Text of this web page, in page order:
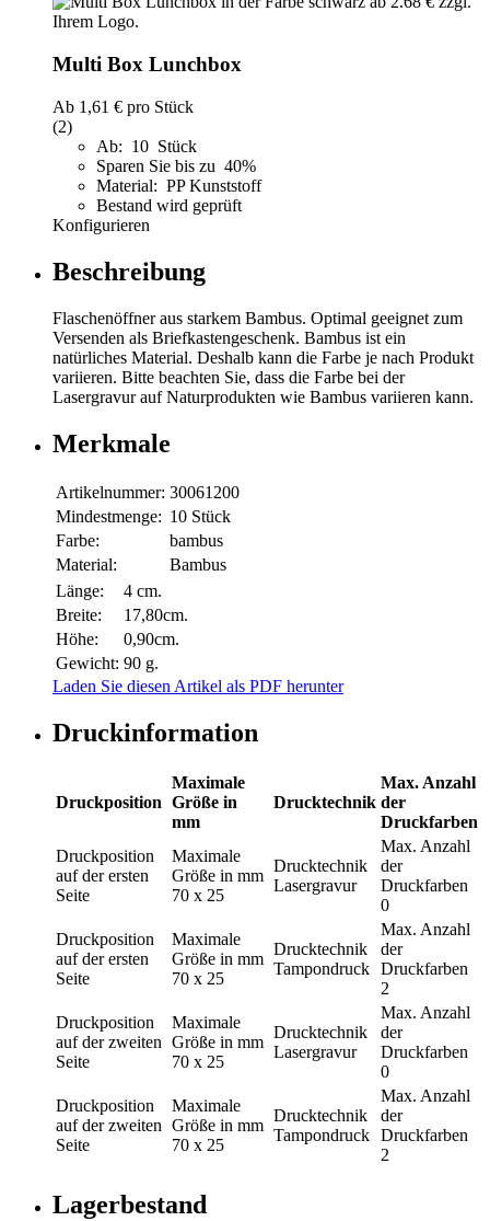
Multi Box Lunchbox
Ab 1,61 € pro Stück
(2)
Ab: 10 Stück
Sparen Sie bis zu 40%
Material: PP Kunststoff
Bestand wird geprüft
Konfigurieren
Beschreibung
Flaschenöffner aus starkem Bambus. Optimal geeignet zum
Versenden als Briefkastengeschenk. Bambus ist ein
natürliches Material. Deshalb kann die Farbe je nach Produkt
variieren. Bitte beachten Sie, dass die Farbe bei der
Lasergravur auf Naturprodukten wie Bambus variieren kann.
Merkmale
Artikelnummer: 30061200
Mindestmenge: 10 Stück
Farbe:
bambus
Material:
Bambus
Länge:
4 cm.
Breite:
17,80cm.
Höhe:
0,90cm.
Gewicht: 90 g.
Laden Sie diesen Artikel als PDF herunter
Druckinformation
Druckposition
Maximale
Größe in
mm
Drucktechnik
Max. Anzahl
der
Druckfarben
Druckposition
auf der ersten
Seite
Maximale
Größe in mm
70 x 25
Drucktechnik
Lasergravur
Max. Anzahl
der
Druckfarben
0
Druckposition
auf der ersten
Seite
Maximale
Größe in mm
70 x 25
Drucktechnik
Tampondruck
Max. Anzahl
der
Druckfarben
2
Druckposition
auf der zweiten
Seite
Maximale
Größe in mm
70 x 25
Drucktechnik
Lasergravur
Max. Anzahl
der
Druckfarben
0
Druckposition
auf der zweiten
Seite
Maximale
Größe in mm
70 x 25
Drucktechnik
Tampondruck
Max. Anzahl
der
Druckfarben
2
Lagerbestand